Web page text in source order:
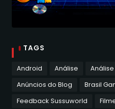
TAGS
Android Análise
Anúncios do Blog
Brasil
Feedback Sussuworld